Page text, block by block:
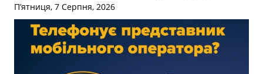
П’ятниця, 7 Серпня, 2026